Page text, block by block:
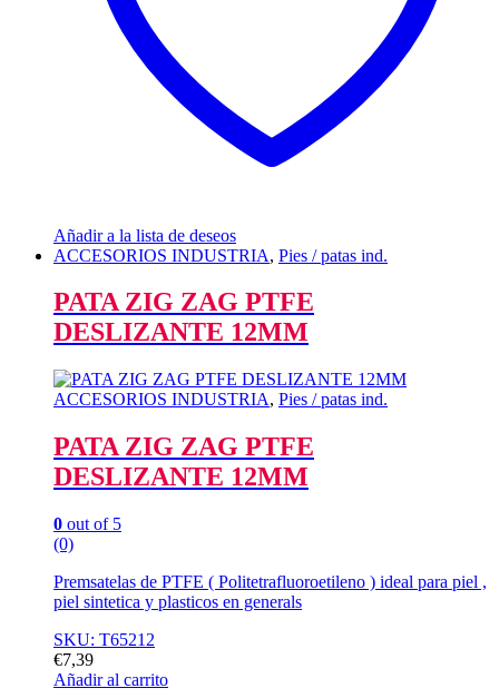
Añadir a la lista de deseos
ACCESORIOS INDUSTRIA, Pies / patas ind.
PATA ZIG ZAG PTFE
DESLIZANTE 12MM
ACCESORIOS INDUSTRIA, Pies / patas ind.
PATA ZIG ZAG PTFE
DESLIZANTE 12MM
0 out of 5
(0)
Premsatelas de PTFE ( Politetrafluoroetileno ) ideal para piel ,
piel sintetica y plasticos en generals
SKU: T65212
€7,39
Añadir al carrito